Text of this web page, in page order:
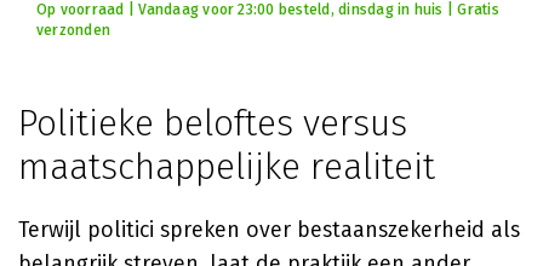
Op voorraad | Vandaag voor 23:00 besteld, dinsdag in huis | Gratis
verzonden
Politieke beloftes versus
maatschappelijke realiteit
Terwijl politici spreken over bestaanszekerheid als